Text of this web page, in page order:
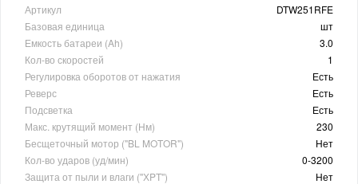
Артикул
DTW251RFE
Базовая единица
шт
Емкость батареи (Ah)
3.0
Кол-во скоростей
1
Регулировка оборотов от нажатия
Есть
Реверс
Есть
Подсветка
Есть
Макс. крутящий момент (Нм)
230
Бесщеточный мотор ("BL MOTOR")
Нет
Кол-во ударов (уд/мин)
0-3200
Защита от пыли и влаги (''ХPT'')
Нет